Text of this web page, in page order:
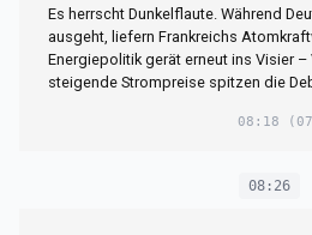
Es herrscht Dunkelflaute. Während
ausgeht, liefern Frankreichs
Energiepolitik gerät erneut ins Visier
steigende Strompreise spitzen die
08:18
08:26